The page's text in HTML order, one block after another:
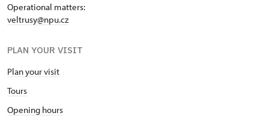
Operational matters:
veltrusy@npu.cz
PLAN YOUR VISIT
Plan your visit
Tours
Opening hours